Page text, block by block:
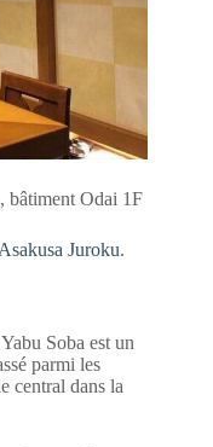
bâtiment Odai 1F
Juroku.
Soba est un
parmi les
central dans la